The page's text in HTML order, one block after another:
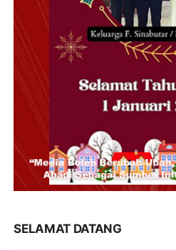
SELAMAT DATANG